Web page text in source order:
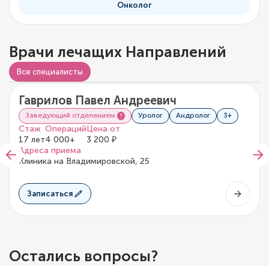
Онколог
Врачи лечащих Направлений
Все специалисты
5/5
2 отзыва
Гаврилов Павел Андреевич
Заведующий отделением Уролог Андролог 3+
Стаж
17 лет
Операций
4 000+
Цена от
3 200 ₽
Адреса приема
Клиника на Владимировской, 25
Записаться
Остались вопросы?